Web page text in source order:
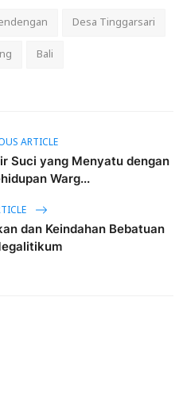
Desa Tinggarsari
Bali
ARTICLE
Suci yang Menyatu dengan
Warg...
dan Keindahan Bebatuan